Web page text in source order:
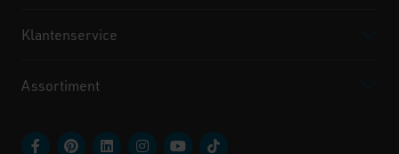
Klantenservice
Assortiment